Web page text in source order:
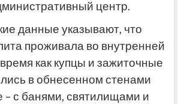
центр.
данные указывают, что
проживала во внутренней
как купцы и зажиточные
в обнесенном стенами
– с банями, святилищами и